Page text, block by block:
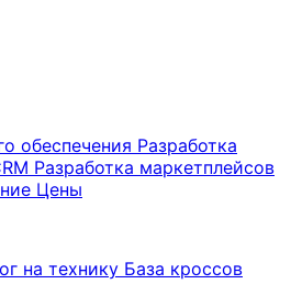
обеспечения Разработка
Разработка маркетплейсов
Цены
на технику База кроссов